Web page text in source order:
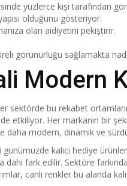
yüzlerce kişi tarafından
olduğunu gösteriyor.
olan aidiyetini pekiştirir.
görünürlüğü sağlamakta
Modern
sektörde bu rekabet
Her markanın bir
modern, dinamik ve
kalıcı hediye
fark edilir. Sektöre
canlı renkler bu alanda